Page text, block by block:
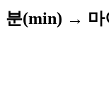
분(min) → 마